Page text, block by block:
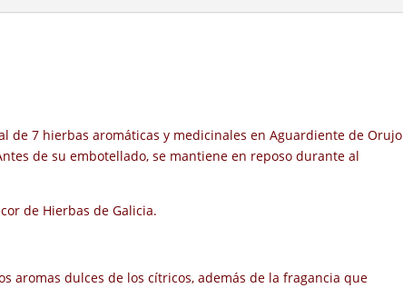
de 7 hierbas aromáticas y medicinales en Aguardiente de Orujo
de su embotellado, se mantiene en reposo durante al
de Hierbas de Galicia.
aromas dulces de los cítricos, además de la fragancia que